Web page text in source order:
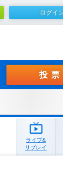
ログイ
投票
ライブ&
リプレイ